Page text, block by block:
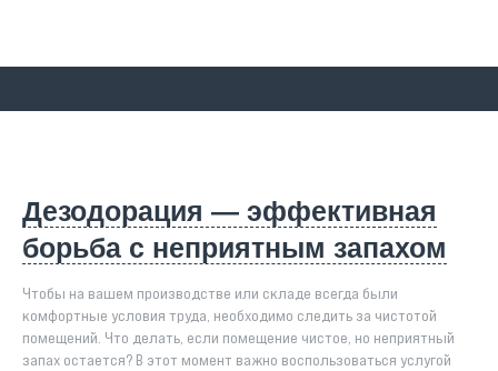
Дезодорация — эффективная
борьба с неприятным запахом
Чтобы на вашем производстве или складе всегда были
комфортные условия труда, необходимо следить за чистотой
помещений. Что делать, если помещение чистое, но неприятный
запах остается? В этот момент важно воспользоваться услугой